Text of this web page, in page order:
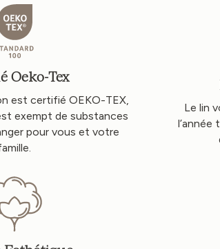
Oeko-Tex
est certifié OEKO-TEX,
exempt de substances
pour vous et votre
Le lin